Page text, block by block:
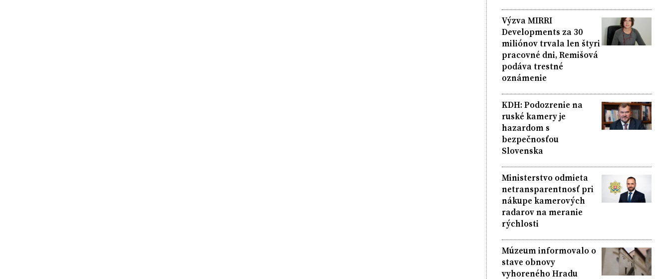
Výzva MIRRI
Developments za 30
miliónov trvala len štyri
pracovné dni, Remišová
podáva trestné
oznámenie
KDH: Podozrenie na
ruské kamery je
hazardom s
bezpečnosťou
Slovenska
Ministerstvo odmieta
netransparentnosť pri
nákupe kamerových
radarov na meranie
rýchlosti
Múzeum informovalo o
stave obnovy
vyhoreného Hradu